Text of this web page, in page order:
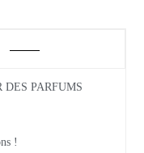
PARFUMS
!